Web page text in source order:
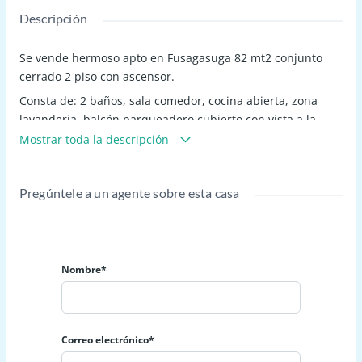
Descripción
Se vende hermoso apto en Fusagasuga 82 mt2 conjunto
cerrado 2 piso con ascensor.
Consta de: 2 baños, sala comedor, cocina abierta, zona
lavanderia, balcón parqueadero cubierto con vista a la
calle.
Mostrar toda la descripción
Pregúntele a un agente sobre esta casa
Nombre*
Correo electrónico*